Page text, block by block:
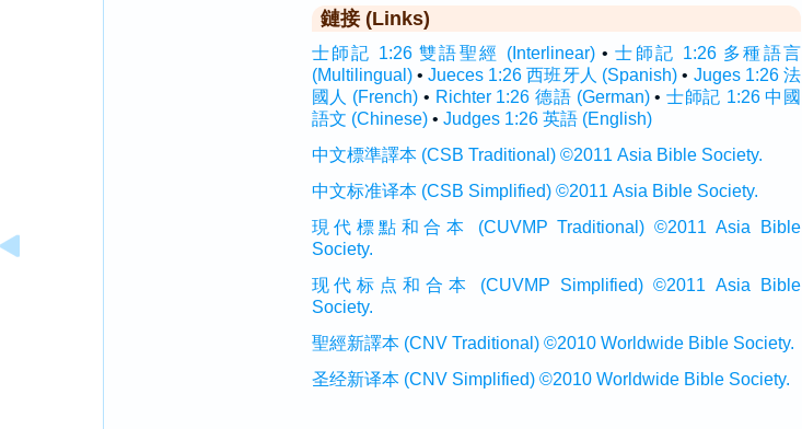
鏈接 (Links)
士師記 1:26 雙語聖經 (Interlinear)•士師記 1:26 多種語言
(Multilingual)• Jueces 1:26 西班牙人 (Spanish) • Juges 1:26 法
國人 (French) • Richter 1:26 德語 (German)•士師記 1:26 中國
語文 (Chinese)• Judges 1:26 英語 (English)
中文標準譯本 (CSB Traditional) ©2011 Asia Bible Society.
中文标准译本 (CSB Simplified) ©2011 Asia Bible Society.
現代標點和合本 (CUVMP Traditional) ©2011 Asia Bible
Society.
现代标点和合本 (CUVMP Simplified) ©2011 Asia Bible
Society.
聖經新譯本 (CNV Traditional) ©2010 Worldwide Bible Society.
圣经新译本 (CNV Simplified) ©2010 Worldwide Bible Society.